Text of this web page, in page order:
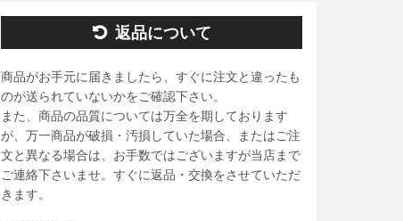
返品について
商品がお手元に届きましたら、すぐに注文と違ったも
のが送られていないかをご確認下さい。
また、商品の品質については万全を期しております
が、万一商品が破損・汚損していた場合、またはご注
文と異なる場合は、お手数ではございますが当店まで
ご連絡下さいませ。すぐに返品・交換をさせていただ
きます。